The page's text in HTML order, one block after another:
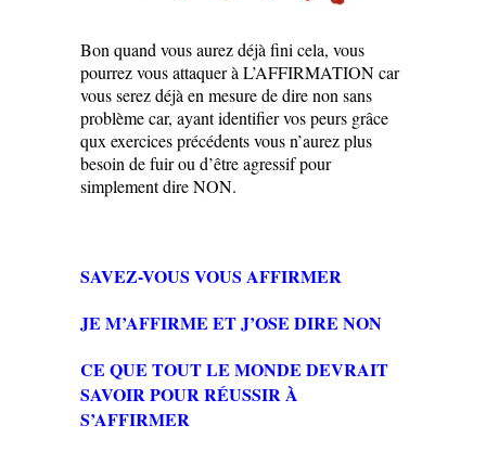
Bon quand vous aurez déjà fini cela, vous
pourrez vous attaquer à L’AFFIRMATION car
vous serez déjà en mesure de dire non sans
problème car, ayant identifier vos peurs grâce
qux exercices précédents vous n’aurez plus
besoin de fuir ou d’être agressif pour
simplement dire NON.
SAVEZ-VOUS VOUS AFFIRMER
JE M’AFFIRME ET J’OSE DIRE NON
CE QUE TOUT LE MONDE DEVRAIT
SAVOIR POUR RÉUSSIR À
S’AFFIRMER